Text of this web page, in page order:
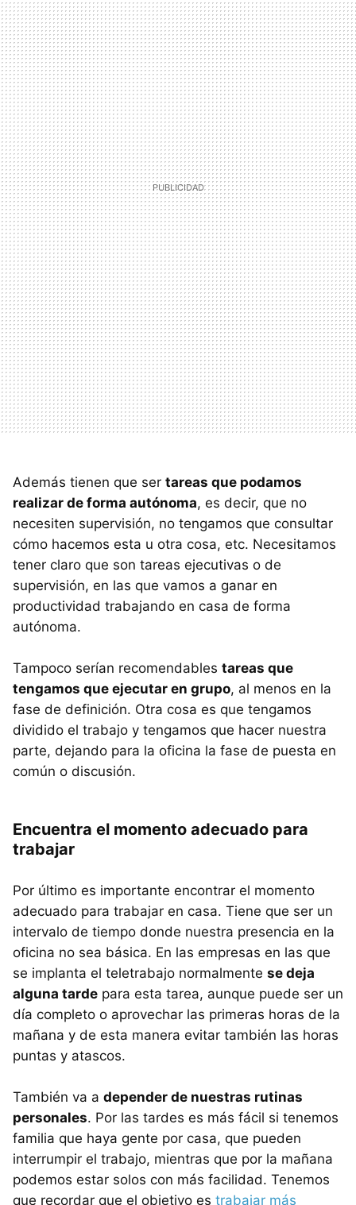
Además tienen que ser tareas que podamos
realizar de forma autónoma, es decir, que no
necesiten supervisión, no tengamos que consultar
cómo hacemos esta u otra cosa, etc. Necesitamos
tener claro que son tareas ejecutivas o de
supervisión, en las que vamos a ganar en
productividad trabajando en casa de forma
autónoma.
Tampoco serían recomendables tareas que
tengamos que ejecutar en grupo, al menos en la
fase de definición. Otra cosa es que tengamos
dividido el trabajo y tengamos que hacer nuestra
parte, dejando para la oficina la fase de puesta en
común o discusión.
Encuentra el momento adecuado para
trabajar
Por último es importante encontrar el momento
adecuado para trabajar en casa. Tiene que ser un
intervalo de tiempo donde nuestra presencia en la
oficina no sea básica. En las empresas en las que
se implanta el teletrabajo normalmente se deja
alguna tarde para esta tarea, aunque puede ser un
día completo o aprovechar las primeras horas de la
mañana y de esta manera evitar también las horas
puntas y atascos.
También va a depender de nuestras rutinas
personales. Por las tardes es más fácil si tenemos
familia que haya gente por casa, que pueden
interrumpir el trabajo, mientras que por la mañana
podemos estar solos con más facilidad. Tenemos
que recordar que el objetivo es trabajar más